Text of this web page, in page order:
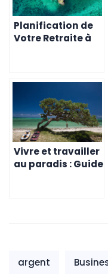
Planification de
Votre Retraite à
Vivre et travailler
au paradis : Guide
argent